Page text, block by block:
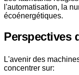
l'automatisation, la
écoénergétiques.
Perspectives
L'avenir des
concentrer sur: